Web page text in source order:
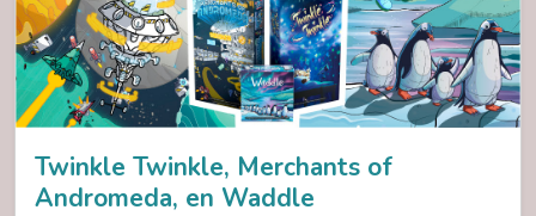
Twinkle Twinkle, Merchants of
Andromeda, en Waddle